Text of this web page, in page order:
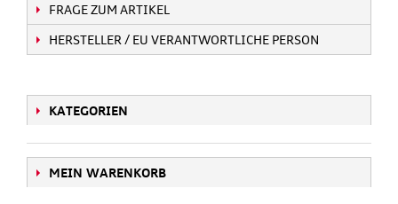
FRAGE ZUM ARTIKEL
HERSTELLER / EU VERANTWORTLICHE PERSON
KATEGORIEN
MEIN WARENKORB